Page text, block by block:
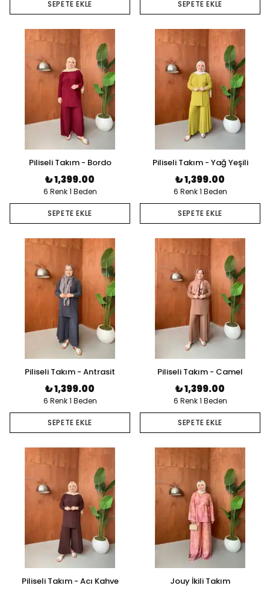
SEPETE EKLE SEPETE EKLE
Piliseli Takım - Bordo
₺ 1,399.00
6 Renk 1 Beden
SEPETE EKLE
Piliseli Takım - Yağ Yeşili
₺ 1,399.00
6 Renk 1 Beden
SEPETE EKLE
Piliseli Takım - Antrasit
₺ 1,399.00
6 Renk 1 Beden
SEPETE EKLE
Piliseli Takım - Camel
₺ 1,399.00
6 Renk 1 Beden
SEPETE EKLE
Piliseli Takım - Acı Kahve Jouy İkili Takım